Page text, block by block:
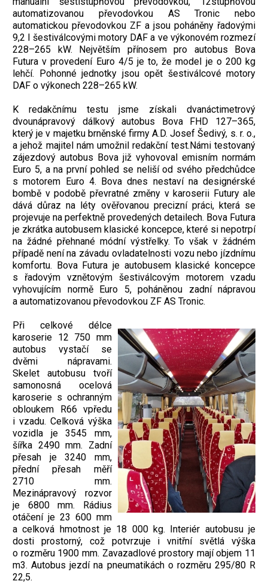
automatizovanou převodovkou AS Tronic nebo
automatickou převodovkou ZF a jsou poháněny řadovými
9,2 l šestiválcovými motory DAF a ve výkonovém rozmezí
228–265 kW. Největším přínosem pro autobus Bova
Futura v provedení Euro 4/5 je to, že model je o 200 kg
lehčí. Pohonné jednotky jsou opět šestiválcové motory
DAF o výkonech 228–265 kW.
K redakčnímu testu jsme získali dvanáctimetrový
dvounápravový dálkový autobus Bova FHD 127–365,
který je v majetku brněnské firmy A.D. Josef Šedivý, s. r. o.,
a jehož majitel nám umožnil redakční test.Námi testovaný
zájezdový autobus Bova již vyhovoval emisním normám
Euro 5, a na první pohled se neliší od svého předchůdce
s motorem Euro 4. Bova dnes nestaví na designérské
bombě v podobě převratné změny v karoserii Futury ale
dává důraz na léty ověřovanou precizní práci, která se
projevuje na perfektně provedených detailech. Bova Futura
je zkrátka autobusem klasické koncepce, které si nepotrpí
na žádné přehnané módní výstřelky. To však v žádném
případě není na závadu ovladatelnosti vozu nebo jízdnímu
komfortu. Bova Futura je autobusem klasické koncepce
s řadovým vznětovým šestiválcovým motorem vzadu
vyhovujícím normě Euro 5, poháněnou zadní nápravou
a automatizovanou převodovkou ZF AS Tronic.
Při celkové délce
karoserie 12 750 mm
autobus vystačí se
dvěmi nápravami.
Skelet autobusu tvoří
samonosná ocelová
karoserie s ochranným
obloukem R66 vpředu
i vzadu. Celková výška
vozidla je 3545 mm,
šířka 2490 mm. Zadní
přesah je 3240 mm,
přední přesah měří
2710 mm.
Mezinápravový rozvor
je 6800 mm. Rádius
otáčení je 23 600 mm
a celková hmotnost je 18 000 kg. Interiér autobusu je
dosti prostorný, což potvrzuje i vnitřní světlá výška
o rozměru 1900 mm. Zavazadlové prostory mají objem 11
m3. Autobus jezdí na pneumatikách o rozměru 295/80 R
22,5.